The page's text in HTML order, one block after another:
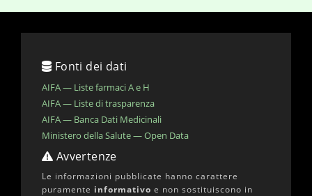
Fonti dei dati
AIFA — Liste farmaci A e H
AIFA — Liste di trasparenza
AIFA — Banca Dati Medicinali
Ministero della Salute — Open Data
Avvertenze
Le informazioni pubblicate hanno carattere
puramente informativo e non sostituiscono in